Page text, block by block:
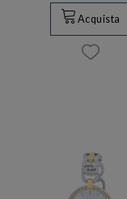
Acquista